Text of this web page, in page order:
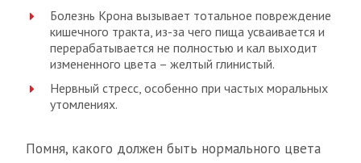
Болезнь Крона вызывает тотальное повреждение
кишечного тракта, из-за чего пища усваивается и
перерабатывается не полностью и кал выходит
измененного цвета – желтый глинистый.
Нервный стресс, особенно при частых моральных
утомлениях.
Помня, какого должен быть нормального цвета